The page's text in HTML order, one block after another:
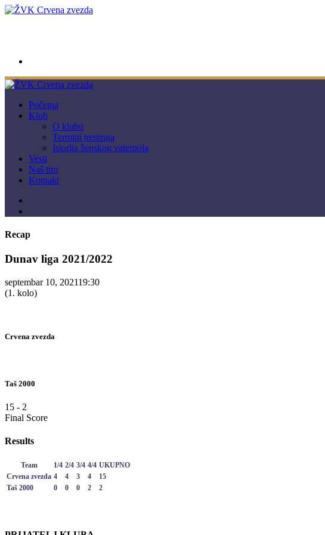
Početna
Klub
O klubu
Termini treninga
Istorija ženskog vaterpola
Vesti
Naš tim
Kontakt
Recap
Dunav liga 2021/2022
septembar 10, 202119:30
(1. kolo)
Crvena zvezda
Taš 2000
15 - 2
Final Score
Results
Team 1/4 2/4 3/4 4/4 UKUPNO
Crvena zvezda 4 4 3 4
15
Taš 2000
0 0 0 2 2